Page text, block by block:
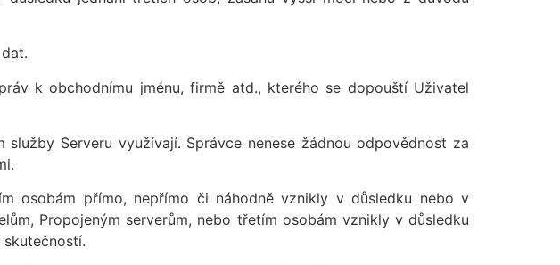
k obchodnímu jménu, firmě atd., kterého se dopouští Uživatel
Serveru využívají. Správce nenese žádnou odpovědnost za
osobám přímo, nepřímo či náhodně vznikly v důsledku nebo v
Propojeným serverům, nebo třetím osobám vznikly v důsledku